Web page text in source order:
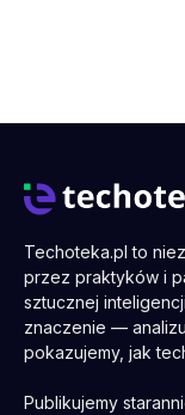
Techoteka.pl to
przez praktyków i
sztucznej
znaczenie —
pokazujemy, jak
Publikujemy